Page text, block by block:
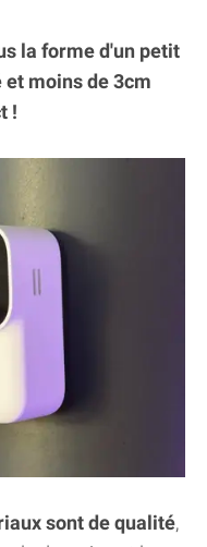
la forme d'un petit
moins de 3cm
!
sont de qualité,